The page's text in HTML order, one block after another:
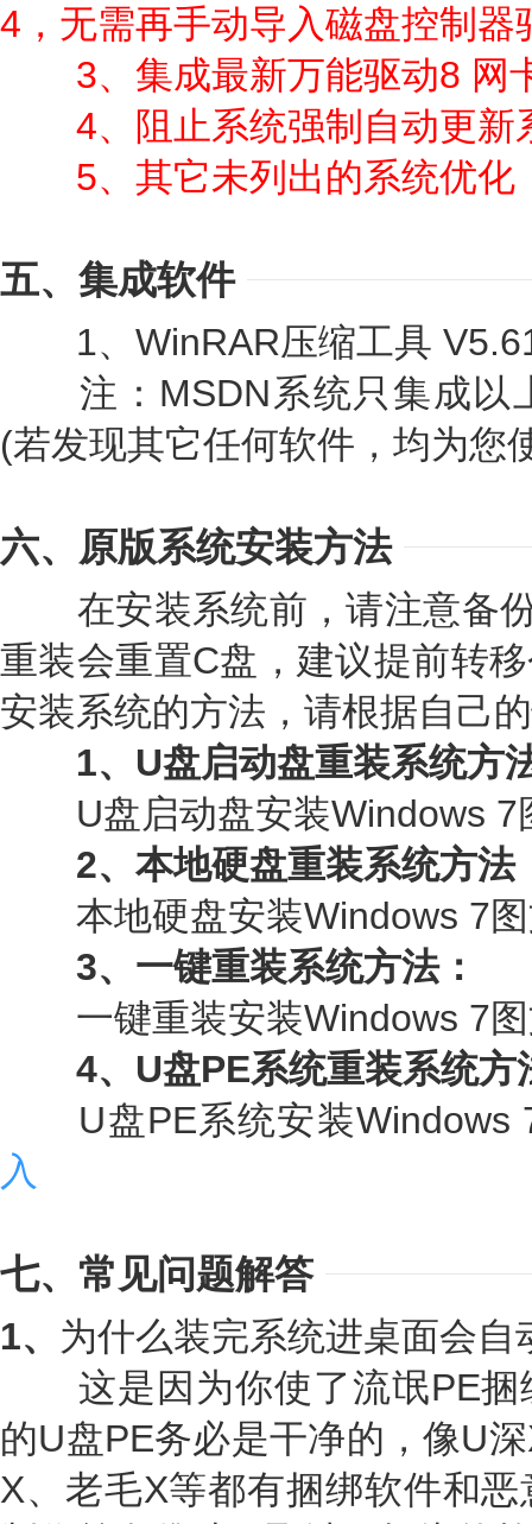
4，无需再手动导入磁盘控制器
3、集成最新万能驱动8 网
4、阻止系统强制自动更
5、其它未列出的系统优化
五、集成软件
1、WinRAR压缩工具
注：MSDN系统只集成以
(若发现其它任何软件，均为您
六、原版系统安装方法
在安装系统前，请注意备份
重装会重置C盘，建议提前转
安装系统的方法，请根据自己
1、U盘启动盘重装系统方
U盘启动盘安装Windows 7
2、本地硬盘重装系统方法
本地硬盘安装Windows 7图
3、一键重装系统方法：
一键重装安装Windows 7图
4、U盘PE系统重装系统方
U盘PE系统安装Windows
入
七、常见问题解答
1、 为什么装完系统进桌面会
这是因为你使了流氓PE捆
的U盘PE务必是干净的，像U
X、老毛X等都有捆绑软件和